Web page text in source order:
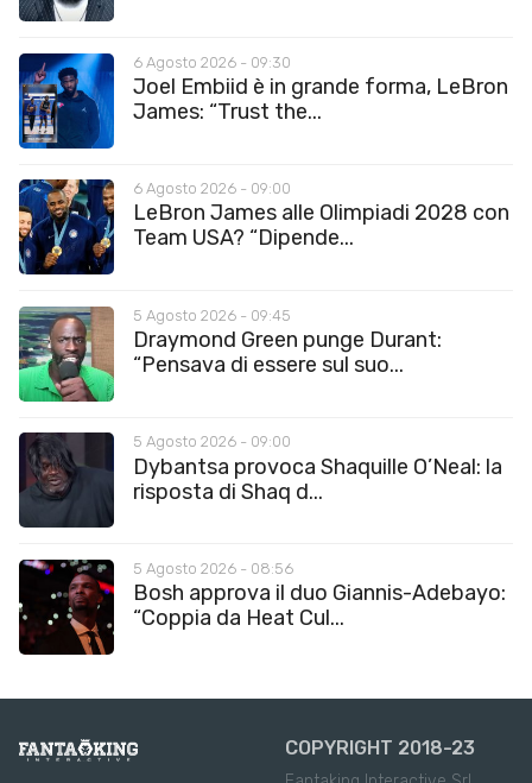
6 Agosto 2026 - 09:30
Joel Embiid è in grande forma, LeBron
James: “Trust the...
6 Agosto 2026 - 09:00
LeBron James alle Olimpiadi 2028 con
Team USA? “Dipende...
5 Agosto 2026 - 09:45
Draymond Green punge Durant:
“Pensava di essere sul suo...
5 Agosto 2026 - 09:00
Dybantsa provoca Shaquille O’Neal: la
risposta di Shaq d...
5 Agosto 2026 - 08:56
Bosh approva il duo Giannis-Adebayo:
“Coppia da Heat Cul...
COPYRIGHT 2018-23